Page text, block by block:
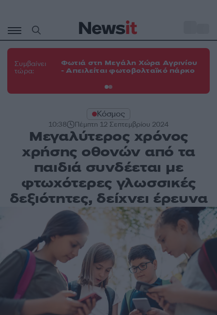
περιεχόμενο
Συμβαίνει
τώρα:
Φωτιά στη Μεγάλη Χώρα Αγρινίου
- Απειλείται φωτοβολταϊκό πάρκο
Κόσμος
10:38 Πέμπτη 12 Σεπτεμβρίου 2024
Μεγαλύτερος χρόνος
χρήσης οθονών από τα
παιδιά συνδέεται με
φτωχότερες γλωσσικές
δεξιότητες, δείχνει έρευνα